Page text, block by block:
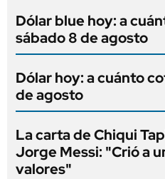
Dólar blue hoy: a
sábado 8 de agosto
Dólar hoy: a cuánto
de agosto
La carta de Chiqui
Jorge Messi: "Crió a
valores"